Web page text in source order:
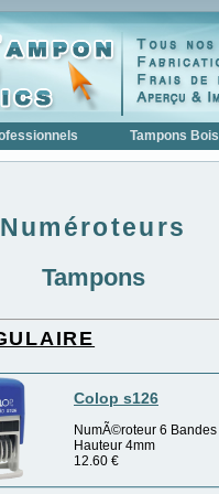
Tampons Bois
Numéroteurs
Tampons
Colop s126
NumÃ©roteur 6 Bandes
Hauteur 4mm
12.60 €